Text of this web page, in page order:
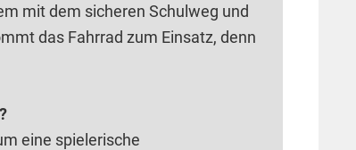
mit dem sicheren Schulweg und
das Fahrrad zum Einsatz, denn
eine spielerische